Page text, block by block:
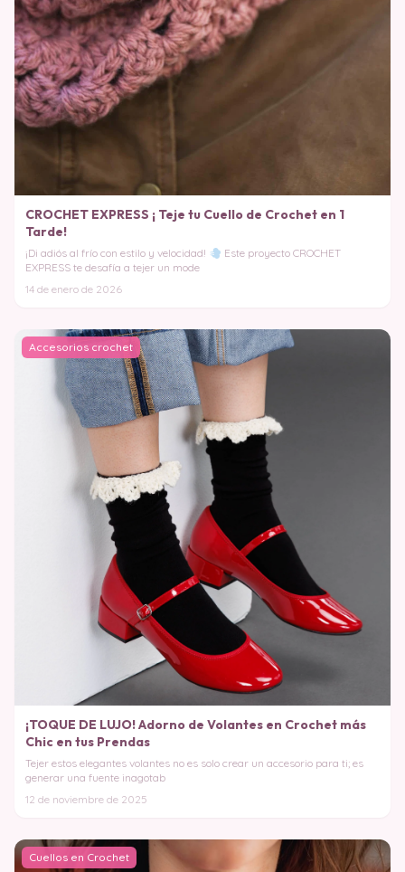
CROCHET EXPRESS ¡ Teje tu Cuello de Crochet en 1
Tarde!
¡Di adiós al frío con estilo y velocidad!
Este proyecto CROCHET
EXPRESS te desafía a tejer un mode
14 de enero de 2026
Accesorios crochet
¡TOQUE DE LUJO! Adorno de Volantes en Crochet más
Chic en tus Prendas
Tejer estos elegantes volantes no es solo crear un accesorio para ti; es
generar una fuente inagotab
12 de noviembre de 2025
Cuellos en Crochet